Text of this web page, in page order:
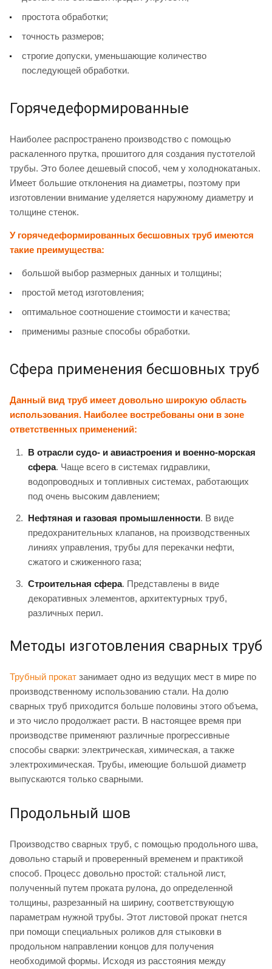
простота обработки;
точность размеров;
строгие допуски, уменьшающие количество
последующей обработки.
Горячедеформированные
Наиболее распространено производство с помощью
раскаленного прутка, прошитого для создания пустотелой
трубы. Это более дешевый способ, чем у холоднокатаных.
Имеет большие отклонения на диаметры, поэтому при
изготовлении внимание уделяется наружному диаметру и
толщине стенок.
У горячедеформированных бесшовных труб имеются
такие преимущества:
большой выбор размерных данных и толщины;
простой метод изготовления;
оптимальное соотношение стоимости и качества;
применимы разные способы обработки.
Сфера применения бесшовных труб
Данный вид труб имеет довольно широкую область
использования. Наиболее востребованы они в зоне
ответственных применений:
В отрасли судо- и авиастроения и военно-морская
сфера. Чаще всего в системах гидравлики,
водопроводных и топливных системах, работающих
под очень высоким давлением;
Нефтяная и газовая промышленности. В виде
предохранительных клапанов, на производственных
линиях управления, трубы для перекачки нефти,
сжатого и сжиженного газа;
Строительная сфера. Представлены в виде
декоративных элементов, архитектурных труб,
различных перил.
Методы изготовления сварных труб
Трубный прокат занимает одно из ведущих мест в мире по
производственному использованию стали. На долю
сварных труб приходится больше половины этого объема,
и это число продолжает расти. В настоящее время при
производстве применяют различные прогрессивные
способы сварки: электрическая, химическая, а также
электрохимическая. Трубы, имеющие большой диаметр
выпускаются только сварными.
Продольный шов
Производство сварных труб, с помощью продольного шва,
довольно старый и проверенный временем и практикой
способ. Процесс довольно простой: стальной лист,
полученный путем проката рулона, до определенной
толщины, разрезанный на ширину, соответствующую
параметрам нужной трубы. Этот листовой прокат гнется
при помощи специальных роликов для стыковки в
продольном направлении концов для получения
необходимой формы. Исходя из расстояния между